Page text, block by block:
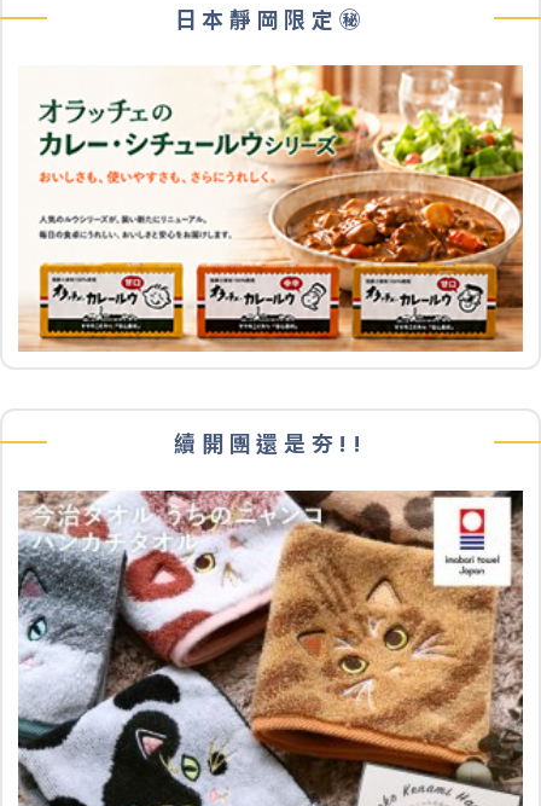
日本靜岡限定㊙️
續開團還是夯!!